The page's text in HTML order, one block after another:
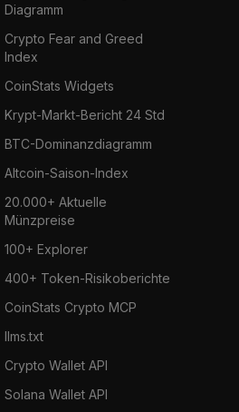
Diagramm
Crypto Fear and Greed
Index
CoinStats Widgets
Krypt-Markt-Bericht 24 Std
BTC-Dominanzdiagramm
Altcoin-Saison-Index
20.000+ Aktuelle
Münzpreise
100+ Explorer
400+ Token-Risikoberichte
CoinStats Crypto MCP
llms.txt
Crypto Wallet API
Solana Wallet API